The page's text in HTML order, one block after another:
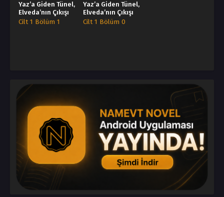
Yaz’a Giden Tünel,
Elveda’nın Çıkışı
Cilt 1 Bölüm 1
Yaz’a Giden Tünel,
Elveda’nın Çıkışı
Cilt 1 Bölüm 0